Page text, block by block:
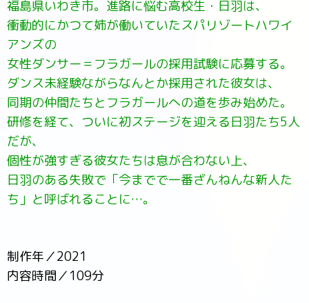
福島県いわき市。進路に悩む高校生・日羽は、
衝動的にかつて姉が働いていたスパリゾートハワイ
アンズの
女性ダンサー＝フラガールの採用試験に応募する。
ダンス未経験ながらなんとか採用された彼女は、
同期の仲間たちとフラガールへの道を歩み始めた。
研修を経て、ついに初ステージを迎える日羽たち5人
だが、
個性が強すぎる彼女たちは息が合わない上、
日羽のある失敗で「今までで一番ざんねんな新人た
ち」と呼ばれることに…。
制作年／2021
内容時間／109分